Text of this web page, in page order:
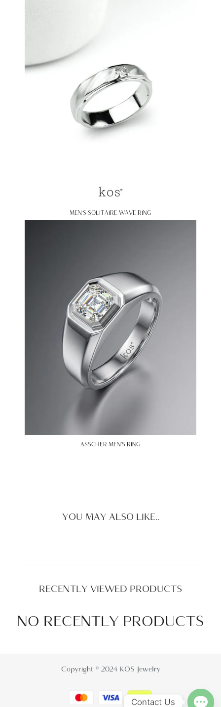
MEN’S SOLITAIRE WAVE RING
ASSCHER MEN’S RING
YOU MAY ALSO LIKE..
RECENTLY VIEWED PRODUCTS
NO RECENTLY PRODUCTS
Copyright © 2024 KOS Jewelry
Contact Us